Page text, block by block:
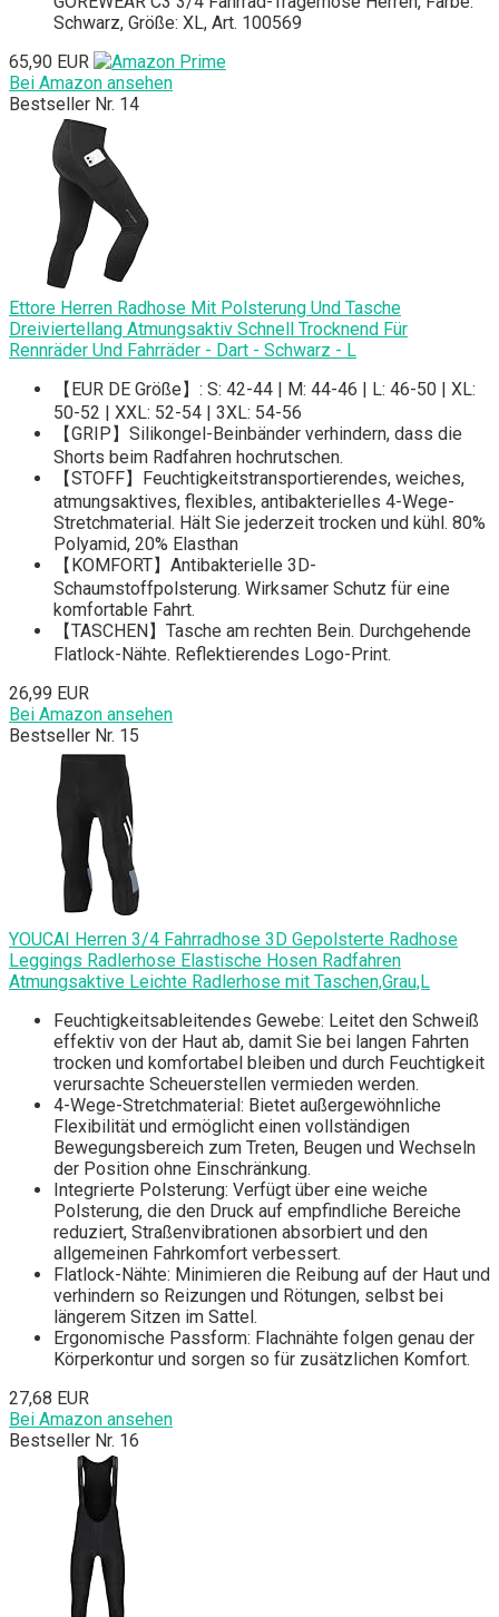
Schwarz, Größe: XL, Art. 100569
65,90 EUR
Bei Amazon ansehen
Bestseller Nr. 14
Ettore Herren Radhose Mit Polsterung Und Tasche
Dreiviertellang Atmungsaktiv Schnell Trocknend Für
Rennräder Und Fahrräder - Dart - Schwarz - L
【EUR DE Größe】: S: 42-44 | M: 44-46 | L: 46-50 | XL:
50-52 | XXL: 52-54 | 3XL: 54-56
【GRIP】Silikongel-Beinbänder verhindern, dass die
Shorts beim Radfahren hochrutschen.
【STOFF】Feuchtigkeitstransportierendes, weiches,
atmungsaktives, flexibles, antibakterielles 4-Wege-
Stretchmaterial. Hält Sie jederzeit trocken und kühl. 80%
Polyamid, 20% Elasthan
【KOMFORT】Antibakterielle 3D-
Schaumstoffpolsterung. Wirksamer Schutz für eine
komfortable Fahrt.
【TASCHEN】Tasche am rechten Bein. Durchgehende
Flatlock-Nähte. Reflektierendes Logo-Print.
26,99 EUR
Bei Amazon ansehen
Bestseller Nr. 15
YOUCAI Herren 3/4 Fahrradhose 3D Gepolsterte Radhose
Leggings Radlerhose Elastische Hosen Radfahren
Atmungsaktive Leichte Radlerhose mit Taschen,Grau,L
Feuchtigkeitsableitendes Gewebe: Leitet den Schweiß
effektiv von der Haut ab, damit Sie bei langen Fahrten
trocken und komfortabel bleiben und durch Feuchtigkeit
verursachte Scheuerstellen vermieden werden.
4-Wege-Stretchmaterial: Bietet außergewöhnliche
Flexibilität und ermöglicht einen vollständigen
Bewegungsbereich zum Treten, Beugen und Wechseln
der Position ohne Einschränkung.
Integrierte Polsterung: Verfügt über eine weiche
Polsterung, die den Druck auf empfindliche Bereiche
reduziert, Straßenvibrationen absorbiert und den
allgemeinen Fahrkomfort verbessert.
Flatlock-Nähte: Minimieren die Reibung auf der Haut und
verhindern so Reizungen und Rötungen, selbst bei
längerem Sitzen im Sattel.
Ergonomische Passform: Flachnähte folgen genau der
Körperkontur und sorgen so für zusätzlichen Komfort.
27,68 EUR
Bei Amazon ansehen
Bestseller Nr. 16